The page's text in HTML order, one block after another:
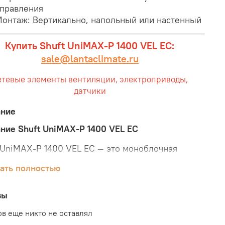
Вертикально, напольный или настенный
Купить Shuft UniMAX-P 1400 VEL EC:
sale@lantaclimate.ru
элементы вентиляции, электроприводы,
датчики
Shuft UniMAX-P 1400 VEL EC
P 1400 VEL EC — это моноблочная
рекуператором и электрическим
воздуха. Установка оборудована встроенной
и надежную работу.
полностью
еще никто не оставлял